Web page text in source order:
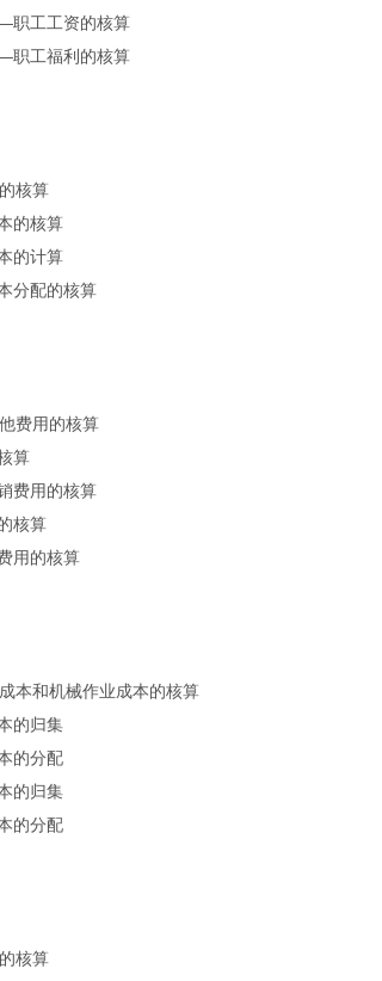
工工资的核算
工福利的核算
核算
的核算
的计算
分配的核算
费用的核算
算
费用的核算
核算
用的核算
本和机械作业成本的核算
的归集
的分配
的归集
的分配
核算